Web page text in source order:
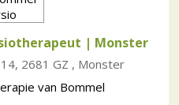
| Monster
2681 GZ , Monster
van Bommel